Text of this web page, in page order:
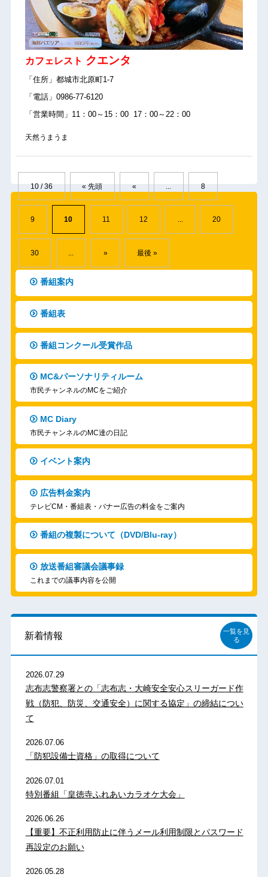
カフェレスト クエンタ
「住所」都城市北原町1-7
「電話」0986-77-6120
「営業時間」11：00～15：00 17：00～22：00
天然うまうま
10 / 36 « 先頭 « 8
9 10 11 12 ... 20
30 » 最後 »
番組案内
番組表
番組コンクール受賞作品
MC&パーソナリティルーム
市民チャンネルのMCをご紹介
MC Diary
市民チャンネルのMC達の日記
イベント案内
広告料金案内
テレビCM・番組表・バナー広告の料金をご案内
番組の複製について（DVD/Blu-ray）
放送番組審議会議事録
これまでの議事内容を公開
新着情報
一覧を見
る
2026.07.29
志布志警察署との「志布志・大崎安全安心スリーガード作
戦（防犯、防災、交通安全）に関する協定」の締結につい
て
2026.07.06
「防犯設備士資格」の取得について
2026.07.01
特別番組「皇徳寺ふれあいカラオケ大会」
2026.06.26
【重要】不正利用防止に伴うメール利用制限とパスワード
再設定のお願い
2026.05.28